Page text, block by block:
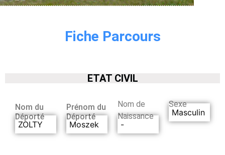
Fiche Parcours
ETAT CIVIL
Nom du
Déporté
ZOLTY
Prénom du
Déporté
Moszek
Nom de
Naissance
-
Sexe
Masculin